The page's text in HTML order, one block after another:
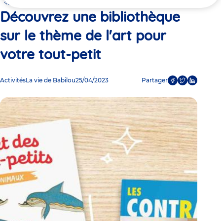
ici
petit
Découvrez une bibliothèque
sur le thème de l'art pour
votre tout-petit
ActivitésLa vie de Babilou25/04/2023 Partager